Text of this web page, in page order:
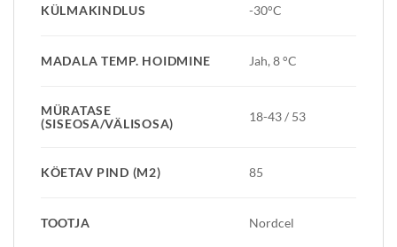
KÜLMAKINDLUS -30°C
MADALA TEMP. HOIDMINE Jah, 8 °C
MÜRATASE
(SISEOSA/VÄLISOSA)
18-43 / 53
KÖETAV PIND (M2) 85
TOOTJA Nordcel